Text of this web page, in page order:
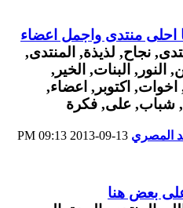
احلى منتدى واجمل اعضاء
المصري
09:13 PM
بعض هنا